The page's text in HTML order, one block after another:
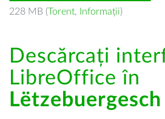
228 MB (Torent, Informații)
Descărcați
LibreOffice în
Lëtzebuergesch